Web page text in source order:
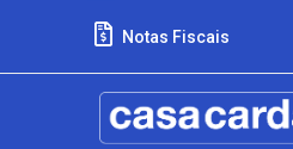
Notas Fiscais